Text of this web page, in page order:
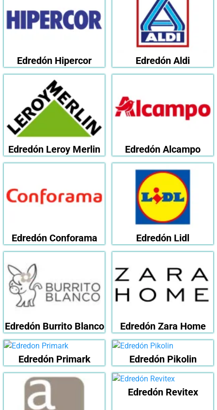
Edredón Hipercor Edredón Aldi
Edredón Leroy Merlin Edredón Alcampo
Edredón Conforama Edredón Lidl
Edredón Burrito Blanco Edredón Zara Home
Edredón Primark Edredón Pikolin
Edredón Revitex